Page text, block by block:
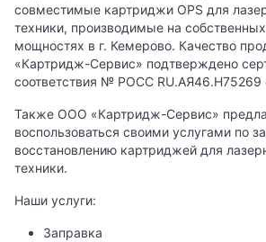
совместимые картриджи OPS для
техники, производимые на
мощностях в г. Кемерово. Качество
«Картридж-Сервис» подтверждено
соответствия № РОСС RU.АЯ46.Н75269
Также ООО «Картридж-Сервис»
воспользоваться своими услугами по
восстановлению картриджей для
техники.
Наши услуги:
Заправка